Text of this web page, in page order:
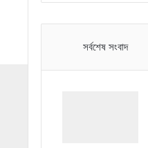
সর্বশেষ সংবাদ